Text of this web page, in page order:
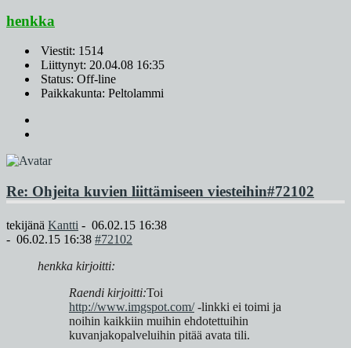
henkka
Viestit: 1514
Liittynyt: 20.04.08 16:35
Status: Off-line
Paikkakunta: Peltolammi
Re: Ohjeita kuvien liittämiseen viesteihin#72102
tekijänä Kantti - 06.02.15 16:38
- 06.02.15 16:38 #72102
henkka kirjoitti:
Raendi kirjoitti:Toi
http://www.imgspot.com/-linkki ei toimi ja
noihin kaikkiin muihin ehdotettuihin
kuvanjakopalveluihin pitää avata tili.